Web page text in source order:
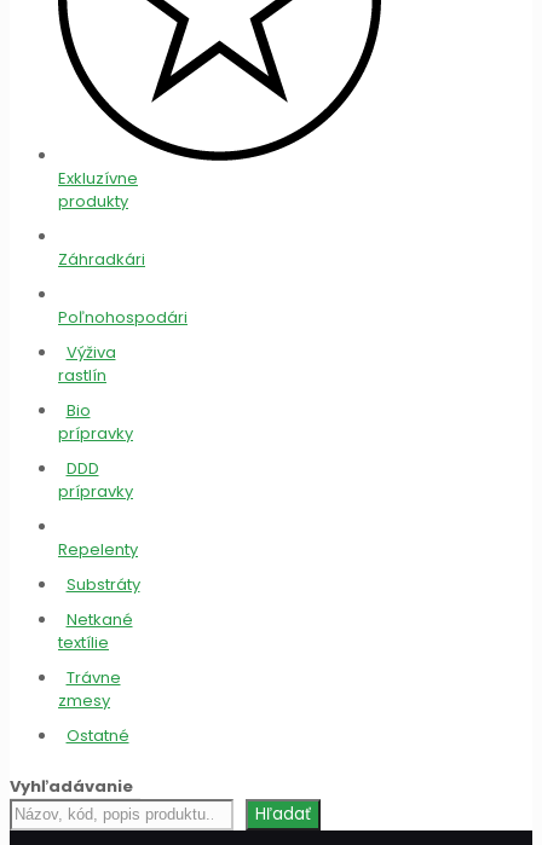
Exkluzívne
produkty
Záhradkári
Poľnohospodári
Výživa
rastlín
Bio
prípravky
DDD
prípravky
Repelenty
Substráty
Netkané
textílie
Trávne
zmesy
Ostatné
Vyhľadávanie
Hľadať
produkt
Hľadať